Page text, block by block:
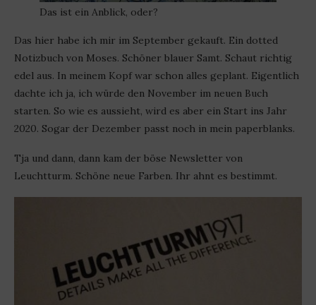
Das ist ein Anblick, oder?
Das hier habe ich mir im September gekauft. Ein dotted
Notizbuch von Moses. Schöner blauer Samt. Schaut richtig
edel aus. In meinem Kopf war schon alles geplant. Eigentlich
dachte ich ja, ich würde den November im neuen Buch
starten. So wie es aussieht, wird es aber ein Start ins Jahr
2020. Sogar der Dezember passt noch in mein paperblanks.
Tja und dann, dann kam der böse Newsletter von
Leuchtturm. Schöne neue Farben. Ihr ahnt es bestimmt.